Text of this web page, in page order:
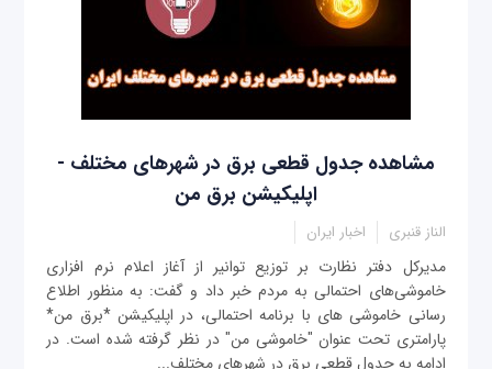
مشاهده جدول قطعی برق در شهرهای مختلف -
اپلیکیشن برق من
الناز قنبری اخبار ایران
مدیرکل دفتر نظارت بر توزیع توانیر از آغاز اعلام نرم افزاری
خاموشی‌های احتمالی به مردم خبر داد و گفت: به منظور اطلاع
رسانی خاموشی های با برنامه احتمالی، در اپلیکیشن *برق من*
پارامتری تحت عنوان "خاموشی من" در نظر گرفته شده است. در
ادامه به جدول قطعی برق در شهرهای مختلف...